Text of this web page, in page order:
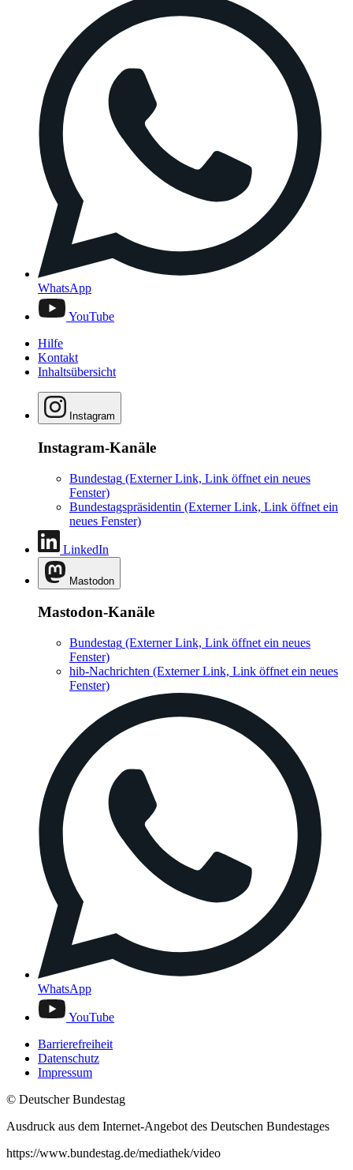
WhatsApp
YouTube
Hilfe
Kontakt
Inhaltsübersicht
Instagram
Instagram-Kanäle
Bundestag (Externer Link, Link öffnet ein neues
Fenster)
Bundestagspräsidentin (Externer Link, Link öffnet ein
neues Fenster)
LinkedIn
Mastodon
Mastodon-Kanäle
Bundestag (Externer Link, Link öffnet ein neues
Fenster)
hib-Nachrichten (Externer Link, Link öffnet ein neues
Fenster)
WhatsApp
YouTube
Barrierefreiheit
Datenschutz
Impressum
© Deutscher Bundestag
Ausdruck aus dem Internet-Angebot des Deutschen Bundestages
https://www.bundestag.de/mediathek/video